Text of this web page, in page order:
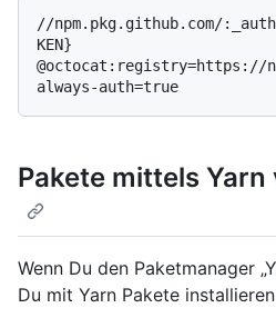
//npm.pkg.github.com/
KEN}
@octocat:registry=https://
Pakete mittels
Wenn Du den Paketmanager
Du mit Yarn Pakete